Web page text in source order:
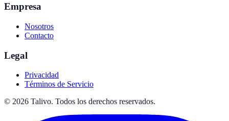
Empresa
Nosotros
Contacto
Legal
Privacidad
Términos de Servicio
© 2026 Talivo. Todos los derechos reservados.